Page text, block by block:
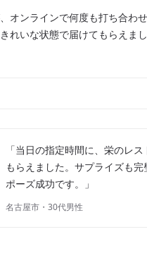
オンラインで何度も打ち合わ
れいな状態で届けてもらえまし
「当日の指定時間に、栄のレ
もらえました。サプライズも完
ポーズ成功です。」
名古屋市・30代男性